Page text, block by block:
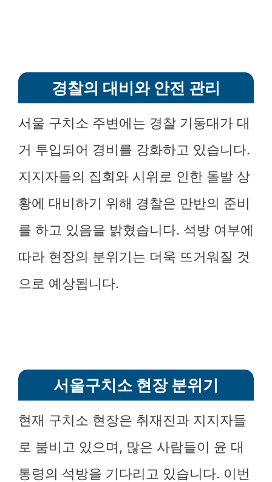
경찰의 대비와 안전 관리
서울 구치소 주변에는 경찰 기동대가 대
거 투입되어 경비를 강화하고 있습니다.
지지자들의 집회와 시위로 인한 돌발 상
황에 대비하기 위해 경찰은 만반의 준비
를 하고 있음을 밝혔습니다. 석방 여부에
따라 현장의 분위기는 더욱 뜨거워질 것
으로 예상됩니다.
서울구치소 현장 분위기
현재 구치소 현장은 취재진과 지지자들
로 붐비고 있으며, 많은 사람들이 윤 대
통령의 석방을 기다리고 있습니다. 이번